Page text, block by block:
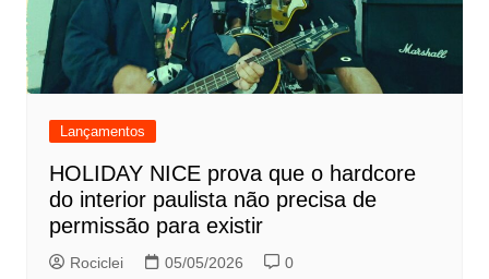
Lançamentos
HOLIDAY NICE prova que o hardcore
do interior paulista não precisa de
permissão para existir
Rociclei 05/05/2026 0